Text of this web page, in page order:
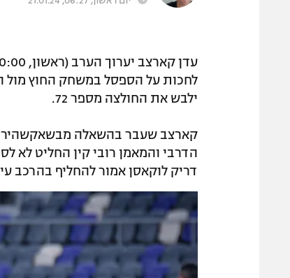
עדן קארצב יערוך הערב (ראשון, 20:00, ספורט4) בכורה מחודשת ב
לחכות על הספסל במשחק החוץ מול
ילבש את החולצה מספר 72.
קארצב שעבר בהשאלה מבשאקשהיר,
הדרבי והמאמן רובי קין החליט לא
דריק לוקאסן אמור להחליף בהרכב